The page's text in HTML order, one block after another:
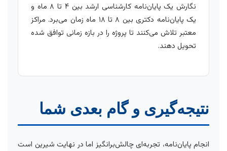
نگارش یک پایان‌نامه کارشناسی ارشد بین ۴ تا ۸ ماه و
یک پایان‌نامه دکتری بین ۸ تا ۱۸ ماه زمان می‌برد. مراکز
معتبر تلاش می‌کنند تا پروژه را در بازه زمانی توافق شده
تحویل دهند.
نتیجه‌گیری و گام بعدی شما
انجام پایان‌نامه، تجربه‌ای چالش‌برانگیز اما در نهایت شیرین است